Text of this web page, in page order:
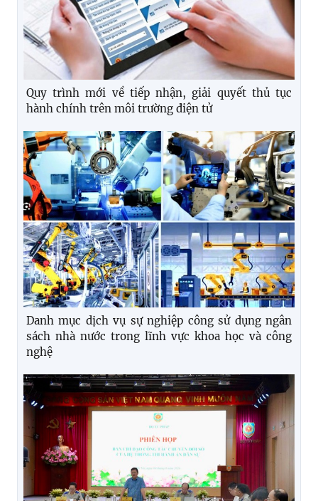
Quy trình mới về tiếp nhận, giải quyết thủ tục
hành chính trên môi trường điện tử
Danh mục dịch vụ sự nghiệp công sử dụng ngân
sách nhà nước trong lĩnh vực khoa học và công
nghệ